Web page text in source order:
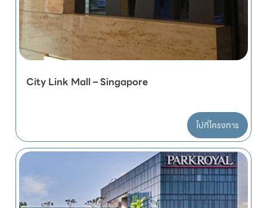
City Link Mall – Singapore
ไปที่โครงการ